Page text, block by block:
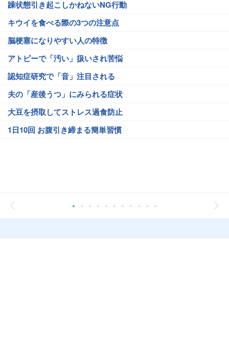
躁状態引き起こしかねないNG行動
キウイを食べる際の3つの注意点
脳梗塞になりやすい人の特徴
アトピーで「汚い」扱いされ苦悩
認知症研究で「音」注目される
夫の「産後うつ」にみられる症状
大豆を摂取してストレス過食防止
1日10回 お腹引き締まる簡単習慣